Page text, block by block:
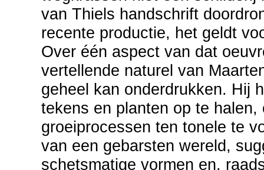
van Thiels handschrift
recente productie, het geldt
Over één aspect van dat
vertellende naturel van
geheel kan onderdrukken. Hij
tekens en planten op te
groeiprocessen ten tonele te
van een gebarsten wereld,
schetsmatige vormen en,